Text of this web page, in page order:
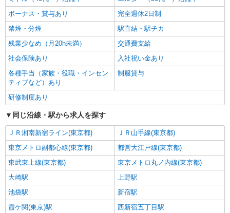
ボーナス・賞与あり
完全週休2日制
禁煙・分煙
駅直結・駅チカ
残業少なめ（月20h未満）
交通費支給
社会保険あり
入社祝い金あり
各種手当（家族・役職・インセン
ティブなど）あり
制服貸与
研修制度あり
同じ沿線・駅から求人を探す
ＪＲ湘南新宿ライン(東京都)
ＪＲ山手線(東京都)
東京メトロ副都心線(東京都)
都営大江戸線(東京都)
東武東上線(東京都)
東京メトロ丸ノ内線(東京都)
大崎駅
上野駅
池袋駅
新宿駅
霞ケ関(東京)駅
西新宿五丁目駅